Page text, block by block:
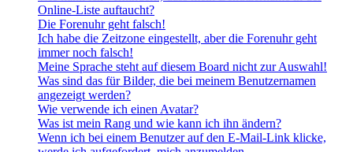
Online-Liste auftaucht?
Die Forenuhr geht falsch!
Ich habe die Zeitzone eingestellt, aber die Forenuhr geht
immer noch falsch!
Meine Sprache steht auf diesem Board nicht zur Auswahl!
Was sind das für Bilder, die bei meinem Benutzernamen
angezeigt werden?
Wie verwende ich einen Avatar?
Was ist mein Rang und wie kann ich ihn ändern?
Wenn ich bei einem Benutzer auf den E-Mail-Link klicke,